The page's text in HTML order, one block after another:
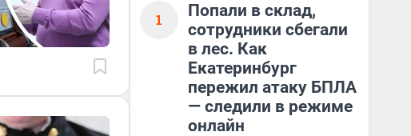
1
Попали в склад,
сотрудники сбегали
в лес. Как
Екатеринбург
пережил атаку БПЛА
— следили в режиме
онлайн